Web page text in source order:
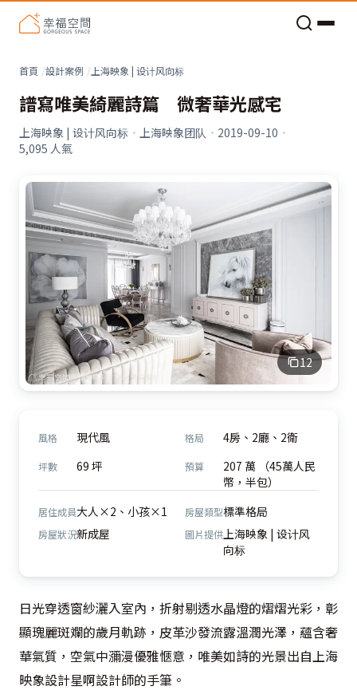
首頁 設計案例 上海映象 | 设计风向标
譜寫唯美綺麗詩篇 微奢華光感宅
上海映象 | 设计风向标 · 上海映象团队 · 2019-09-10 ·
5,095 人氣
12
風格 現代風 格局 4房、2廳、2衛
坪數 69 坪 預算
207 萬 （45萬人民
幣，半包）
居住成員大人×2、小孩×1 房屋類型標準格局
房屋狀況新成屋 圖片提供 上海映象 | 设计风
向标
日光穿透窗紗灑入室內，折射剔透水晶燈的熠熠光彩，彰
顯瑰麗斑斕的歲月軌跡，皮革沙發流露溫潤光澤，蘊含奢
華氣質，空氣中瀰漫優雅愜意，唯美如詩的光景出自上海
映象設計星啊設計師的手筆。